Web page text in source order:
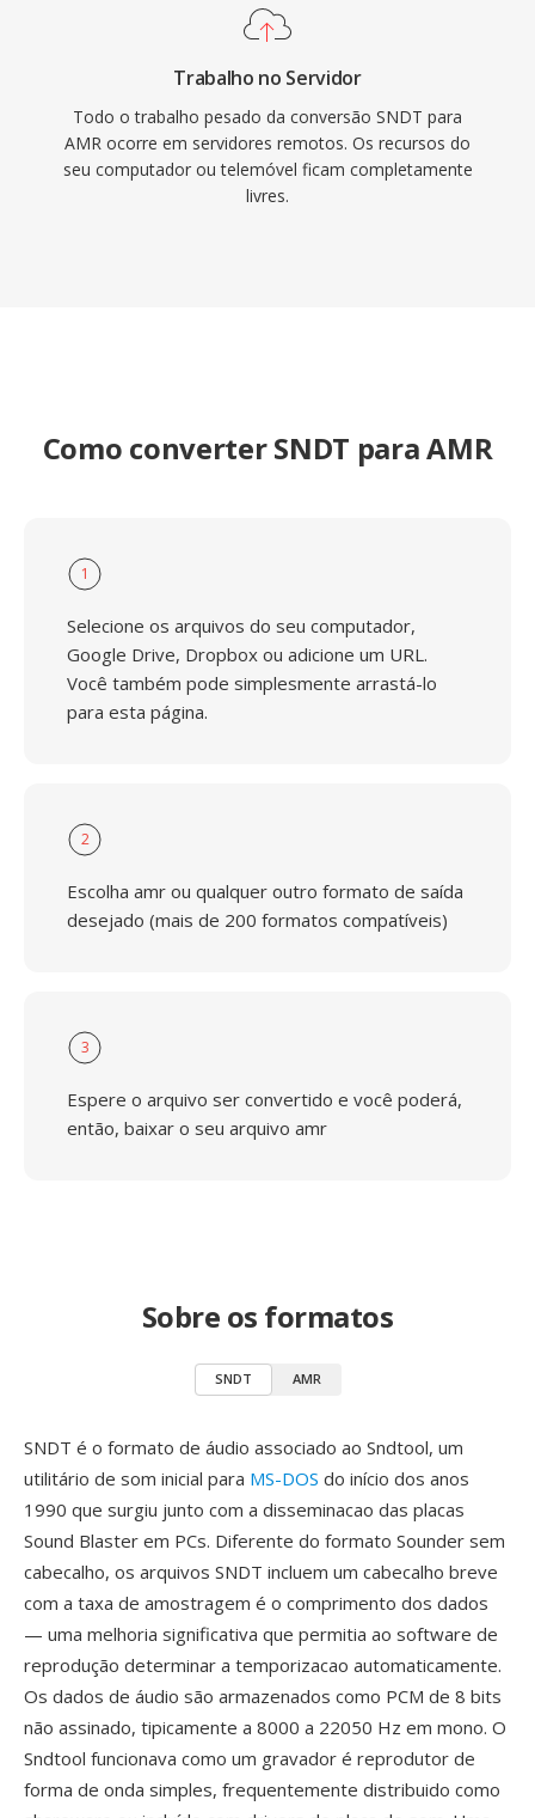
Trabalho no Servidor
Todo o trabalho pesado da conversão SNDT para
AMR ocorre em servidores remotos. Os recursos do
seu computador ou telemóvel ficam completamente
livres.
Como converter SNDT para AMR
1
Selecione os arquivos do seu computador,
Google Drive, Dropbox ou adicione um URL.
Você também pode simplesmente arrastá-lo
para esta página.
2
Escolha amr ou qualquer outro formato de saída
desejado (mais de 200 formatos compatíveis)
3
Espere o arquivo ser convertido e você poderá,
então, baixar o seu arquivo amr
Sobre os formatos
SNDT AMR
SNDT é o formato de áudio associado ao Sndtool, um
utilitário de som inicial para MS-DOS do início dos anos
1990 que surgiu junto com a disseminacao das placas
Sound Blaster em PCs. Diferente do formato Sounder sem
cabecalho, os arquivos SNDT incluem um cabecalho breve
com a taxa de amostragem é o comprimento dos dados
— uma melhoria significativa que permitia ao software de
reprodução determinar a temporizacao automaticamente.
Os dados de áudio são armazenados como PCM de 8 bits
não assinado, tipicamente a 8000 a 22050 Hz em mono. O
Sndtool funcionava como um gravador é reprodutor de
forma de onda simples, frequentemente distribuido como